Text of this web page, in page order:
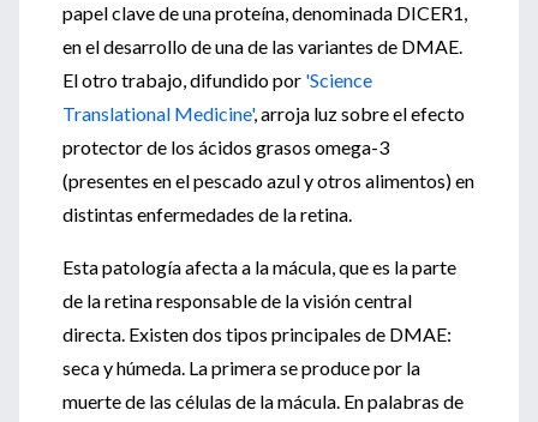
papel clave de una proteína, denominada DICER1,
en el desarrollo de una de las variantes de DMAE.
El otro trabajo, difundido por 'Science
Translational Medicine', arroja luz sobre el efecto
protector de los ácidos grasos omega-3
(presentes en el pescado azul y otros alimentos) en
distintas enfermedades de la retina.
Esta patología afecta a la mácula, que es la parte
de la retina responsable de la visión central
directa. Existen dos tipos principales de DMAE:
seca y húmeda. La primera se produce por la
muerte de las células de la mácula. En palabras de